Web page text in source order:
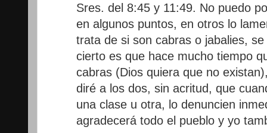
Sres. del 8:45 y 11:49. No puedo
en algunos puntos, en otros lo
trata de si son cabras o jabalies,
cierto es que hace mucho tiempo
cabras (Dios quiera que no
diré a los dos, sin acritud, que
una clase u otra, lo denuncien
agradecerá todo el pueblo y yo